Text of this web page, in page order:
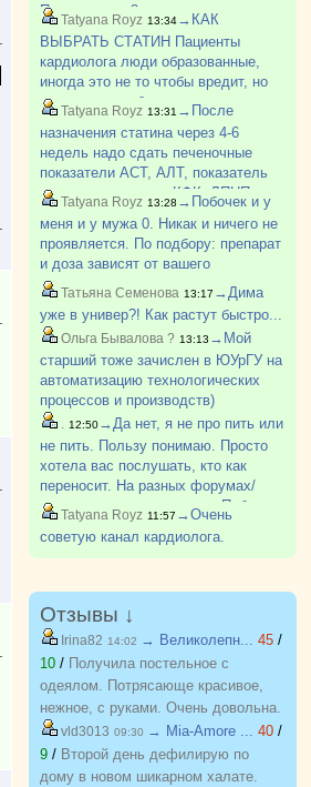
Повышение <3 верхних границ
нормы: ? продолжить терапию ?
повторный контроль через 4-6
недель 2? Повышение ?3 верхних
г?
Tatyana Royz 13:34→КАК
ВЫБРАТЬ СТАТИН Пациенты
кардиолога люди образованные,
иногда это не то чтобы вредит, но
выливается в большое количество
вопросов и даже требований. «Хочу
питавастатин! Это: модно, стильно,
безопасно, так человек в?
Tatyana Royz 13:31 →После
назначения статина через 4-6
недель надо сдать печеночные
показатели АСТ, АЛТ, показатель
влияния на мышцы КФК, ЛПНП.
Для контроля влияния статина.
Tatyana Royz 13:28 →Побочек и у
меня и у мужа 0. Никак и ничего не
проявляется. По подбору: препарат
и доза зависят от вашего
сосудистого риска, его определяет
врач. Основные факторы риска:
курение, лишний вес, гипертония,
диабет, низкая ф?
Татьяна Семенова 13:17 →Дима
уже в универ?! Как растут быстро...
Ольга Бывалова ? 13:13 →Мой
старший тоже зачислен в ЮУрГУ на
автоматизацию технологических
процессов и производств)
. 12:50→Да нет, я не про пить или
не пить. Пользу понимаю. Просто
хотела вас послушать, кто как
переносит. На разных форумах/
чатах люди разное пишут. Побочки
неприятные. Подобрать сложно из-
за этого. Есть ,например,
Tatyana Royz 11:57 →Очень
советую канал кардиолога.
Отзывы ↓
Irina82 14:02 → Великолепн... 45 /
10 / Получила постельное с
одеялом. Потрясающе красивое,
нежное, с руками. Очень довольна.
Хочу еще! Спасибо
vld3013 09:30 → Mia-Amore ... 40 /
9 / Второй день дефилирую по
дому в новом шикарном халате.